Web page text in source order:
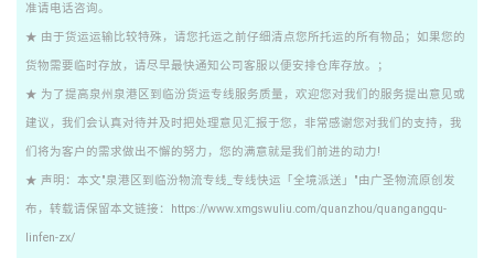
准请电话咨询。
★ 由于货运运输比较特殊，请您托运之前仔细清点您所托运的所有物品；如果您的
货物需要临时存放，请尽早最快通知公司客服以便安排仓库存放。；
★ 为了提高泉州泉港区到临汾货运专线服务质量，欢迎您对我们的服务提出意见或
建议，我们会认真对待并及时把处理意见汇报于您，非常感谢您对我们的支持，我
们将为客户的需求做出不懈的努力，您的满意就是我们前进的动力!
★ 声明：本文"泉港区到临汾物流专线_专线快运「全境派送」"由广圣物流原创发
布，转载请保留本文链接：https://www.xmgswuliu.com/quanzhou/quangangqu-
linfen-zx/